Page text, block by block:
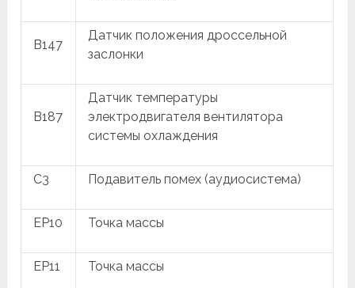
B147
Датчик положения дроссельной
заслонки
B187
Датчик температуры
электродвигателя вентилятора
системы охлаждения
C3 Подавитель помех (аудиосистема)
EP10 Точка массы
EP11 Точка массы